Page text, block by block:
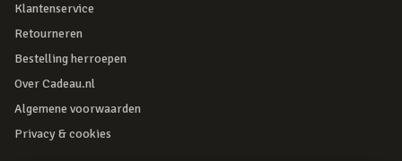
Klantenservice
Retourneren
Bestelling herroepen
Over Cadeau.nl
Algemene voorwaarden
Privacy & cookies